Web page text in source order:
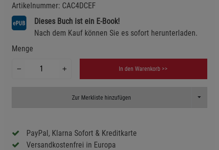
Artikelnummer: CAC4DCEF
Dieses Buch ist ein E-Book!
Nach dem Kauf können Sie es sofort herunterladen.
Menge
In den Warenkorb >>
Zur Merkliste hinzufügen Toggle
PayPal, Klarna Sofort & Kreditkarte
Versandkostenfrei in Europa